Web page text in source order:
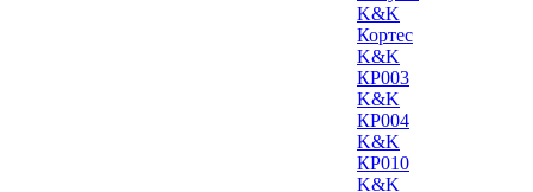
K&K
Кортес
K&K
КР003
K&K
КР004
K&K
КР010
K&K